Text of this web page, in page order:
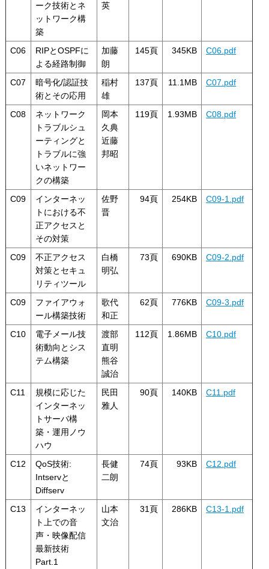
ーク技術とネ
ットワーク構
築
英
C06
RIPとOSPFに
よる経路制御
加藤
朗
145頁 345KB C06.pdf
C07
暗号化/認証技
術とその応用
稲村
雄
137頁 11.1MB C07.pdf
C08
ネットワーク
トラブルシュ
ーティングと
トラブルに強
いネットワー
クの構築
岡本
久典
近藤
邦昭
119頁 1.93MB C08.pdf
C09
インターネッ
トにおける不
正アクセスと
その対策
佐野
晋
94頁 254KB C09-1.pdf
C09
不正アクセス
対策とセキュ
リティツール
白橋
明弘
73頁 690KB C09-2.pdf
C09
ファイアウォ
ール構築技術
歌代
和正
62頁 776KB C09-3.pdf
C10
電子メール技
術動向とシス
テム構築
渡部
直明
熊谷
誠治
112頁 1.86MB C10.pdf
C11
規模に応じた
インターネッ
トサーバ構
築・運用ノウ
ハウ
民田
雅人
90頁 140KB C11.pdf
C12
QoS技術:
Intservと
Diffserv
長健
二朗
74頁 93KB C12.pdf
C13
インターネッ
ト上での音
声・映像配信
最新技術
Part.1
山本
文治
31頁 286KB C13-1.pdf